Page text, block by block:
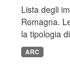
Lista degli
Romagna.
la tipologia
ARC